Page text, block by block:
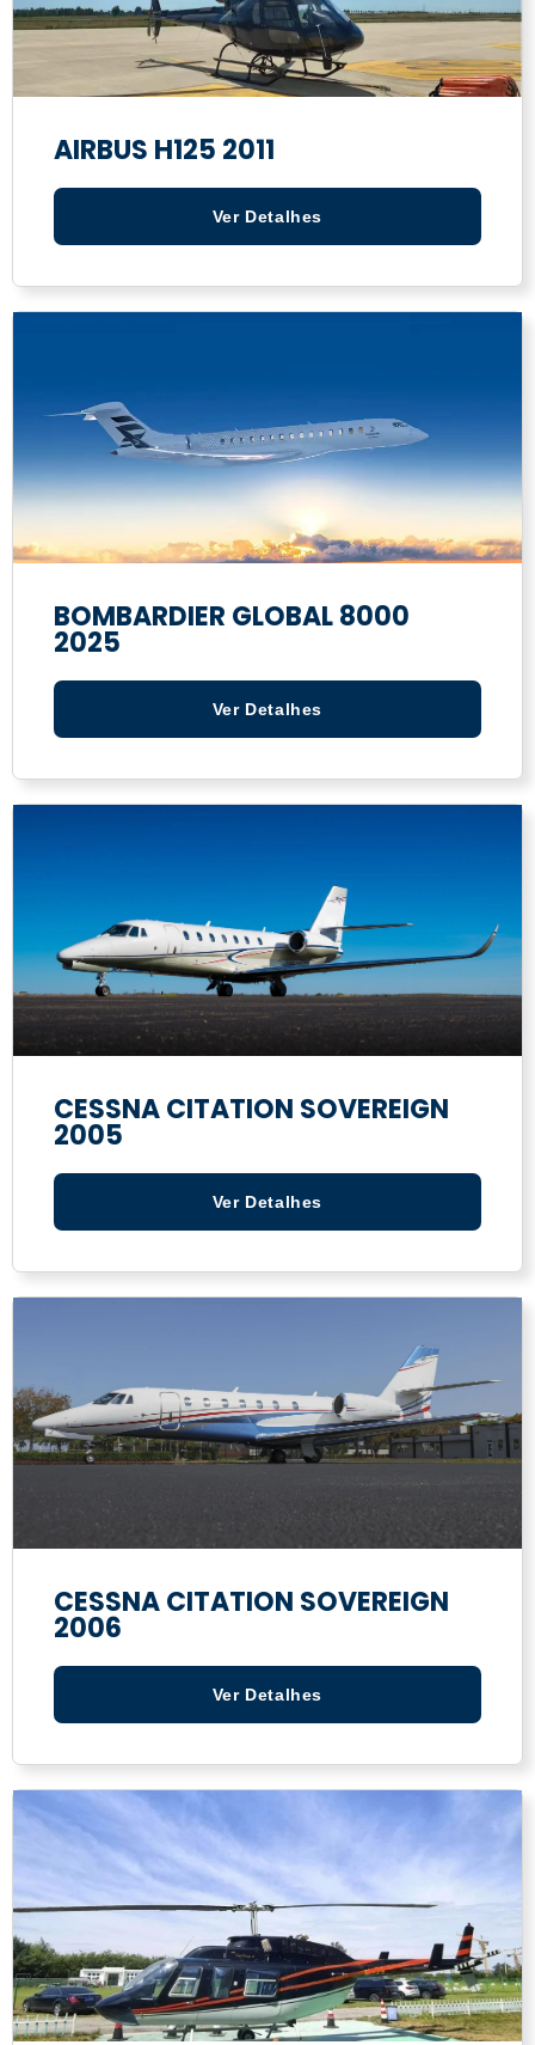
AIRBUS H125 2011
Ver Detalhes
BOMBARDIER GLOBAL 8000
2025
Ver Detalhes
CESSNA CITATION SOVEREIGN
2005
Ver Detalhes
CESSNA CITATION SOVEREIGN
2006
Ver Detalhes